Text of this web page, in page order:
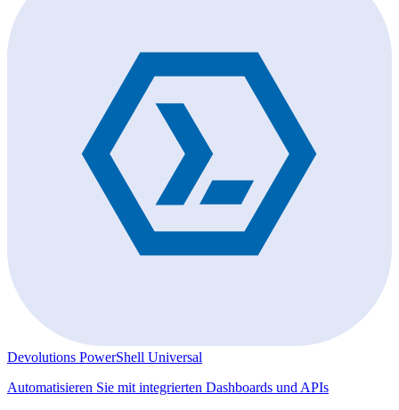
Devolutions PowerShell Universal
Automatisieren Sie mit integrierten Dashboards und APIs